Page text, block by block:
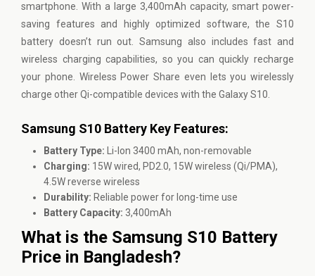
smartphone. With a large 3,400mAh capacity, smart power-
saving features and highly optimized software, the S10
battery doesn’t run out. Samsung also includes fast and
wireless charging capabilities, so you can quickly recharge
your phone. Wireless Power Share even lets you wirelessly
charge other Qi-compatible devices with the Galaxy S10.
Samsung S10 Battery Key Features:
Battery Type: Li-Ion 3400 mAh, non-removable
Charging: 15W wired, PD2.0, 15W wireless (Qi/PMA),
4.5W reverse wireless
Durability: Reliable power for long-time use
Battery Capacity: 3,400mAh
What is the Samsung S10 Battery
Price in Bangladesh?